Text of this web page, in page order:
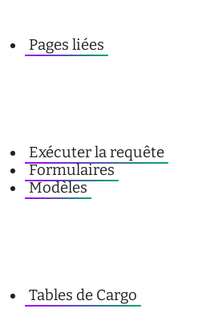
Pages liées
Exécuter la requête
Formulaires
Modèles
Tables de Cargo